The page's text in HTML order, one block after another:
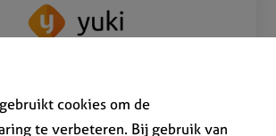
alle integraties
cookies om de
te verbeteren. Bij gebruik van